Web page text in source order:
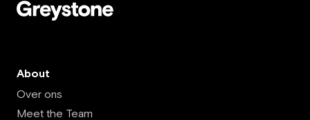
About
Over ons
Meet the Team